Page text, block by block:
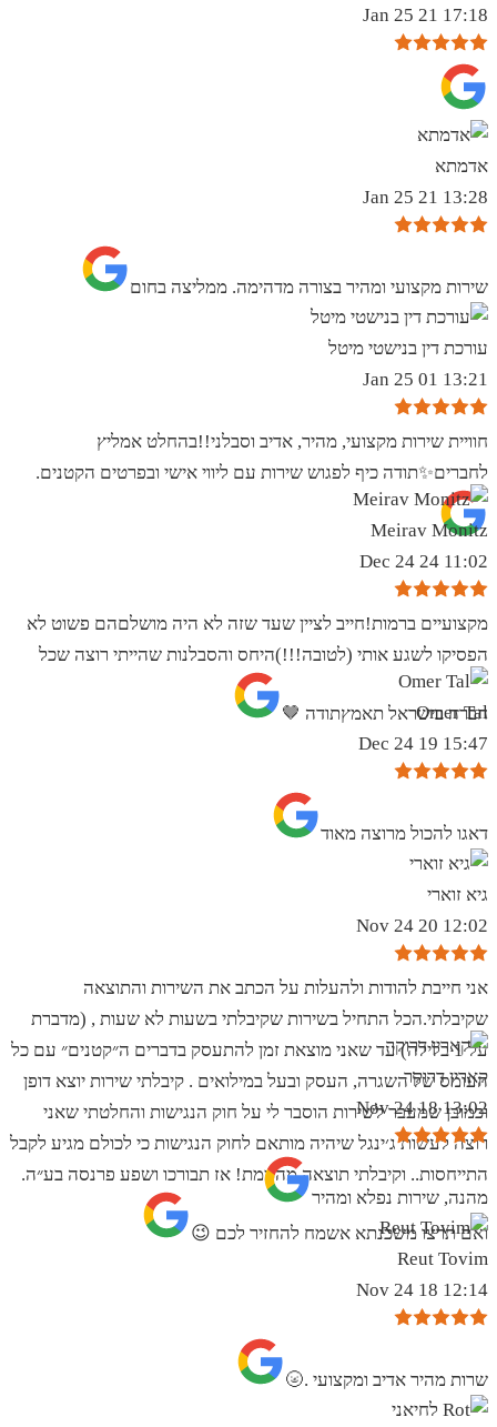
17:18 21 Jan 25
אדמתא
13:28 21 Jan 25
שירות מקצועי ומהיר בצורה מדהימה. ממליצה בחום
עורכת דין בנישטי מיטל
13:21 01 Jan 25
חוויית שירות מקצועי, מהיר, אדיב וסבלני!!בהחלט אמליץ
לחברים✨️תודה כיף לפגוש שירות עם ליווי אישי ובפרטים הקטנים.
Meirav Monitz
11:02 24 Dec 24
מקצועיים ברמות!חייב לציין שעד שזה לא היה מושלםהם פשוט לא
הפסיקו לשגע אותי (לטובה!!!)היחס והסבלנות שהייתי רוצה שכל
חברה בישראל תאמץתודה 🤎
Omer Tal
15:47 19 Dec 24
‏דאגו להכול מרוצה מאוד
גיא זוארי
12:02 20 Nov 24
אני חייבת להודות ולהעלות על הכתב את השירות והתוצאה
שקיבלתי.הכל התחיל בשירות שקיבלתי בשעות לא שעות , (מדברת
על 1 בלילה) עד שאני מוצאת זמן להתעסק בדברים ה״קטנים״ עם כל
העומס של השגרה, העסק ובעל במילואים . קיבלתי שירות יוצא דופן
וכמובן שמעבר לשירות הוסבר לי על חוק הנגישות והחלטתי שאני
רוצה לעשות ג׳ינגל שיהיה מותאם לחוק הנגישות כי לכולם מגיע לקבל
התייחסות.. וקיבלתי תוצאה מהממת! אז תבורכו ושפע פרנסה בע״ה.
ואם תרצו משכנתא אשמח להחזיר לכם 😉
קארין דרוקר
13:02 18 Nov 24
מהנה, שירות נפלא ומהיר
Reut Tovim
12:14 18 Nov 24
שרות מהיר אדיב ומקצועי .🌝